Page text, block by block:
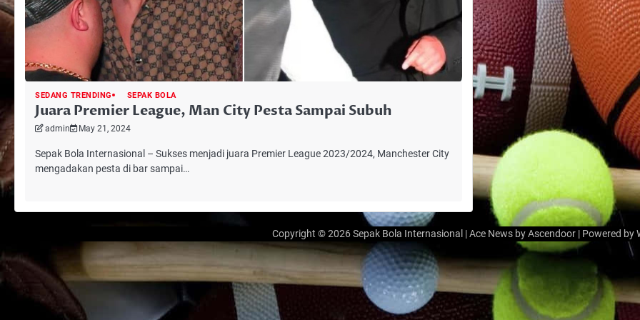
SEDANG TRENDING SEPAK BOLA
Juara Premier League, Man City Pesta Sampai Subuh
admin May 21, 2024
Sepak Bola Internasional – Sukses menjadi juara Premier League 2023/2024, Manchester City
mengadakan pesta di bar sampai…
Copyright © 2026Sepak Bola Internasional | Ace News byAscendoor | Powered by